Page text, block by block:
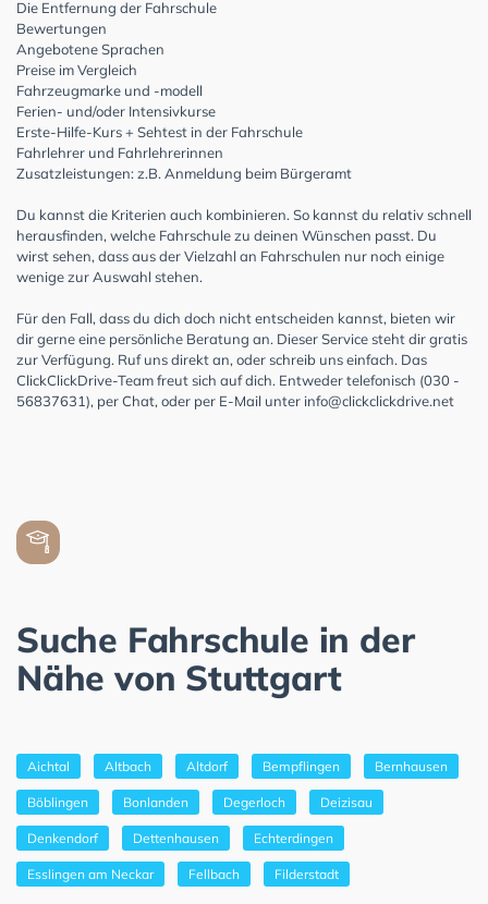
Die Entfernung der Fahrschule
Bewertungen
Angebotene Sprachen
Preise im Vergleich
Fahrzeugmarke und -modell
Ferien- und/oder Intensivkurse
Erste-Hilfe-Kurs + Sehtest in der Fahrschule
Fahrlehrer und Fahrlehrerinnen
Zusatzleistungen: z.B. Anmeldung beim Bürgeramt
Du kannst die Kriterien auch kombinieren. So kannst du relativ schnell
herausfinden, welche Fahrschule zu deinen Wünschen passt. Du
wirst sehen, dass aus der Vielzahl an Fahrschulen nur noch einige
wenige zur Auswahl stehen.
Für den Fall, dass du dich doch nicht entscheiden kannst, bieten wir
dir gerne eine persönliche Beratung an. Dieser Service steht dir gratis
zur Verfügung. Ruf uns direkt an, oder schreib uns einfach. Das
ClickClickDrive-Team freut sich auf dich. Entweder telefonisch (030 -
56837631), per Chat, oder per E-Mail unter info@clickclickdrive.net
Suche Fahrschule in der
Nähe von Stuttgart
Aichtal Altbach Altdorf Bempflingen Bernhausen
Böblingen Bonlanden Degerloch Deizisau
Denkendorf Dettenhausen Echterdingen
Esslingen am Neckar Fellbach Filderstadt